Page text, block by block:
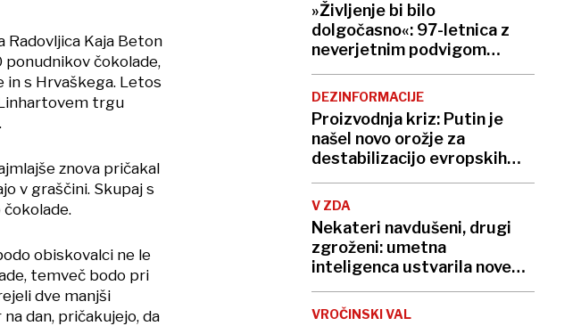
Radovljica Kaja Beton
ponudnikov čokolade,
in s Hrvaškega. Letos
trgu
znova pričakal
v graščini. Skupaj s
obiskovalci ne le
temveč bodo pri
dve manjši
dan, pričakujejo, da
»Življenje bi bilo
dolgočasno«: 97-letnica z
neverjetnim podvigom
podrla lastni rekord
DEZINFORMACIJE
Proizvodnja kriz: Putin je
našel novo orožje za
destabilizacijo evropskih
demokracij
V ZDA
Nekateri navdušeni, drugi
zgroženi: umetna
inteligenca ustvarila nove
viruse
VROČINSKI VAL